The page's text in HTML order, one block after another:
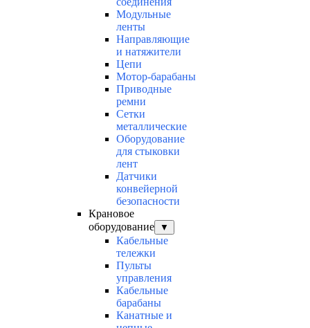
Модульные
ленты
Направляющие
и натяжители
Цепи
Мотор-барабаны
Приводные
ремни
Сетки
металлические
Оборудование
для стыковки
лент
Датчики
конвейерной
безопасности
Крановое
оборудование
▼
Кабельные
тележки
Пульты
управления
Кабельные
барабаны
Канатные и